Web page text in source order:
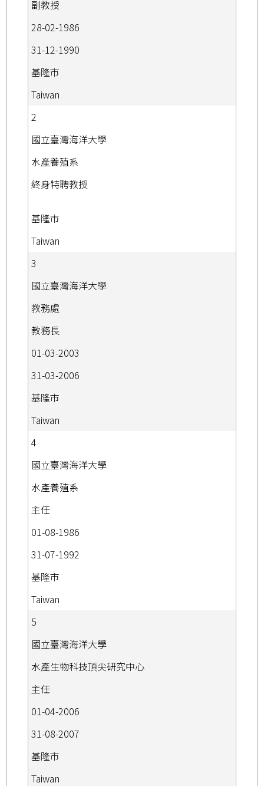
副教授
28-02-1986
31-12-1990
基隆市
Taiwan
2
國立臺灣海洋大學
水產養殖系
終身特聘教授
基隆市
Taiwan
3
國立臺灣海洋大學
教務處
教務長
01-03-2003
31-03-2006
基隆市
Taiwan
4
國立臺灣海洋大學
水產養殖系
主任
01-08-1986
31-07-1992
基隆市
Taiwan
5
國立臺灣海洋大學
水產生物科技頂尖研究中心
主任
01-04-2006
31-08-2007
基隆市
Taiwan